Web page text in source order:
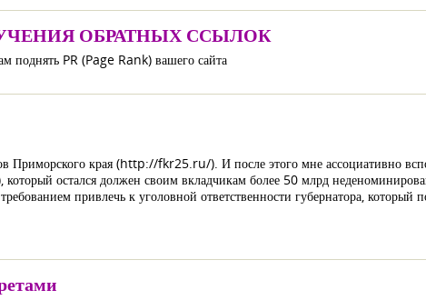
ОБРАТНЫХ ССЫЛОК
поднять PR (Page Rank) вашего сайта
Приморского края (http://fkr25.ru/). И после этого мне ассоциативно
остался должен своим вкладчикам более 50 млрд
привлечь к уголовной ответственности губернатора,